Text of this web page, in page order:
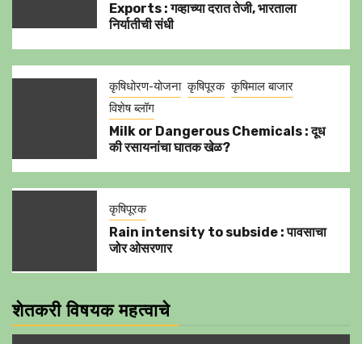
Exports : गव्हाच्या दरात तेजी, भारताला
निर्यातीची संधी
कृषिधोरण-योजना कृषिपूरक कृषिमाल बाजार
विशेष ब्लॉग
Milk or Dangerous Chemicals : दूध
की रसायनांचा घातक खेळ?
कृषिपूरक
Rain intensity to subside : पावसाचा
जोर ओसरणार
शेतकरी विषयक महत्वाचे